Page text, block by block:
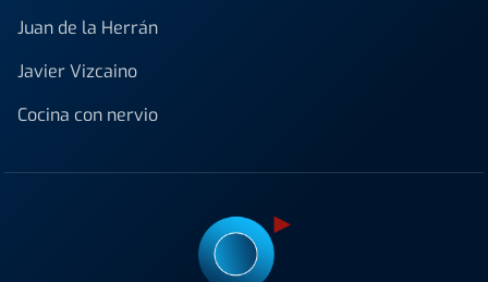
Juan de la Herrán
Javier Vizcaino
Cocina con nervio